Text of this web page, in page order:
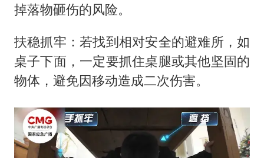
掉落物砸伤的风险。
扶稳抓牢：若找到相对安全的避难所，如
桌子下面，一定要抓住桌腿或其他坚固的
物体，避免因移动造成二次伤害。